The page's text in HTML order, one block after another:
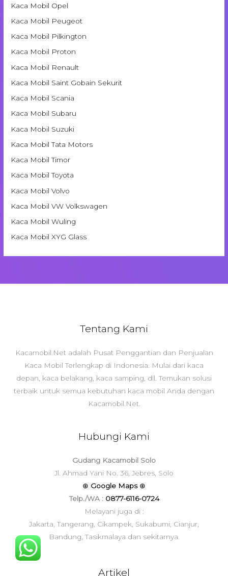
Kaca Mobil Opel
Kaca Mobil Peugeot
Kaca Mobil Pilkington
Kaca Mobil Proton
Kaca Mobil Renault
Kaca Mobil Saint Gobain Sekurit
Kaca Mobil Scania
Kaca Mobil Subaru
Kaca Mobil Suzuki
Kaca Mobil Tata Motors
Kaca Mobil Timor
Kaca Mobil Toyota
Kaca Mobil Volvo
Kaca Mobil VW Volkswagen
Kaca Mobil Wuling
Kaca Mobil XYG Glass
Tentang Kami
Kacamobil.Net adalah Pusat Penggantian dan Penjualan
Kaca Mobil Terlengkap di Indonesia. Mulai dari kaca
depan, kaca belakang, kaca samping, dll. Temukan solusi
terbaik untuk semua kebutuhan kaca mobil Anda dengan
Kacamobil.Net.
Hubungi Kami
Gudang Kacamobil Solo
Jl. Ahmad Yani No. 36, Jebres, Solo
⊕ Google Maps ⊕
Telp./WA : 0877-6116-0724
Melayani juga di :
Jakarta, Tangerang, Cikampek, Sukabumi, Cianjur,
Bandung, Tasikmalaya dan sekitarnya.
Artikel